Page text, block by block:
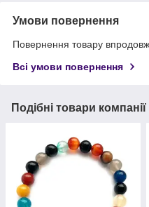
Умови повернення
Повернення товару
Всі умови повернення
Подібні товари компанії